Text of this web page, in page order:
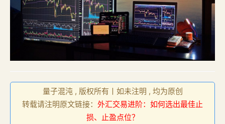
量子混沌 , 版权所有丨如未注明 , 均为原创
转载请注明原文链接： 外汇交易进阶：如何选出最佳止
损、止盈点位？